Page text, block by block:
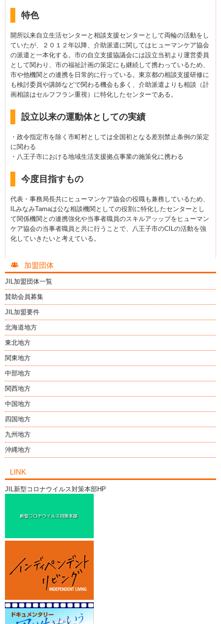
特色
開所以来自立生活センターと相談支援センターとして両輪の活動をし
ていたが、２０１２年以降、介助派遣に関してはヒューマンケア協会
の派遣と一本化する。市の自立支援協議会には設立当初より運営委員
として関わり、市の福祉計画の策定にも継続して携わっているため、
市や他機関との連携を日常的に行っている。東京都の相談支援研修に
も検討委員や講師などで関わる機会も多く、介助派遣よりも相談（計
画相談はセルフフラン重視）に特化したセンターである。
設立以来の運動体としての実績
・政令指定市を除く市町村としては全国初となる差別禁止条例の策定
に関わる
・八王子市における地域生活支援拠点事業の施策化に携わる
今度目指すもの
代表・事務局長共にヒューマンケア協会の役職も兼務しているため、
ILみなみTamaは公な相談機関としての役割に特化したセンターとし
て関係機関との連携強化や当事者職員のスキルアッップをヒューマン
ケア協会の当事者職員と共に行うことで、八王子市のCILの活動を強
化していきたいと考えている。
加盟団体
JIL加盟団体一覧
賛助会員募集
JIL加盟要件
北海道地方
東北地方
関東地方
中部地方
関西地方
中国地方
四国地方
九州地方
沖縄地方
LINK
JIL新型コロナウイルス対策本部HP